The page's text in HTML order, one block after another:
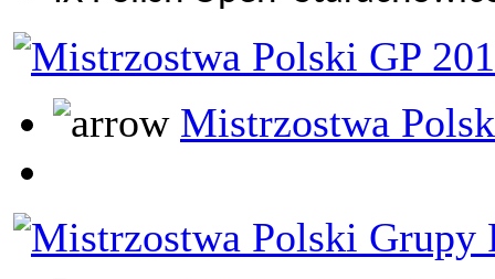
Mistrzostwa